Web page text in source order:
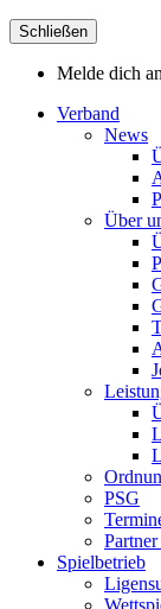
Schließen
Melde dich an
Verband
News
Über
PSG
Spielbetrieb